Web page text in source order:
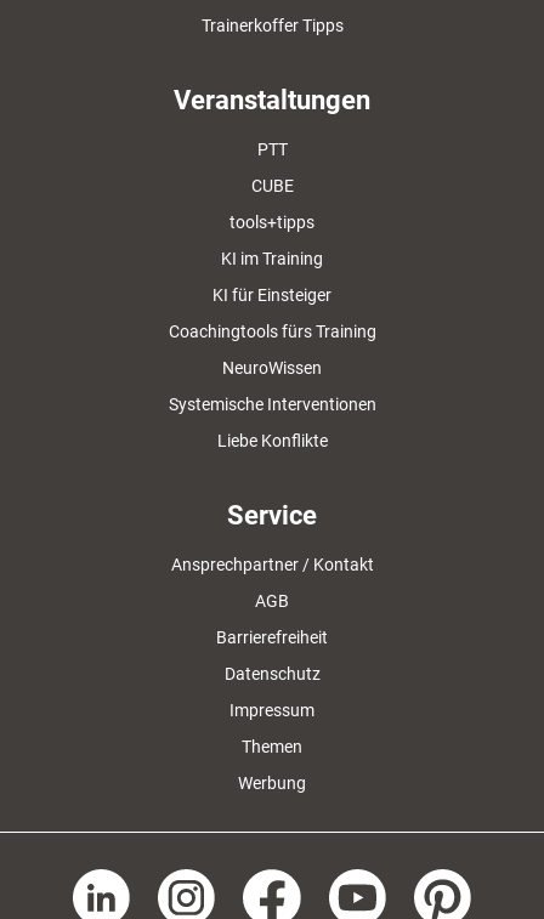
Trainerkoffer Tipps
Veranstaltungen
PTT
CUBE
tools+tipps
KI im Training
KI für Einsteiger
Coachingtools fürs Training
NeuroWissen
Systemische Interventionen
Liebe Konflikte
Service
Ansprechpartner / Kontakt
AGB
Barrierefreiheit
Datenschutz
Impressum
Themen
Werbung